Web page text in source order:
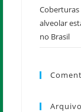
alveolar
no Brasil